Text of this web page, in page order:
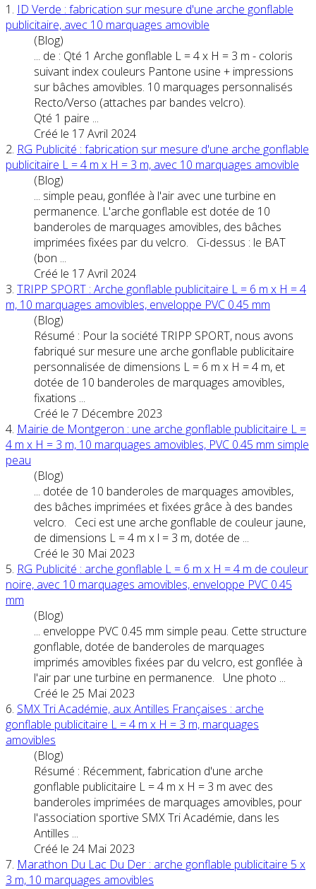
1. ID Verde : fabrication sur mesure d'une arche gonflable
publicitaire, avec 10 marquages amovible
(Blog)
... de : Qté 1 Arche gonflable L = 4 x H = 3 m - coloris
suivant index couleurs Pantone usine + impressions
sur bâches amovibles. 10 marquages personnalisés
Recto/Verso (attaches par bandes velcro).
Qté 1 paire ...
Créé le 17 Avril 2024
2. RG Publicité : fabrication sur mesure d'une arche gonflable
publicitaire L = 4 m x H = 3 m, avec 10 marquages amovible
(Blog)
... simple peau, gonflée à l'air avec une turbine en
permanence. L'arche gonflable est dotée de 10
banderoles de marquages amovibles, des bâches
imprimées fixées par du velcro. Ci-dessus : le BAT
(bon ...
Créé le 17 Avril 2024
3. TRIPP SPORT : Arche gonflable publicitaire L = 6 m x H = 4
m, 10 marquages amovibles, enveloppe PVC 0.45 mm
(Blog)
Résumé : Pour la société TRIPP SPORT, nous avons
fabriqué sur mesure une arche gonflable publicitaire
personnalisée de dimensions L = 6 m x H = 4 m, et
dotée de 10 banderoles de marquages amovibles,
fixations ...
Créé le 7 Décembre 2023
4. Mairie de Montgeron : une arche gonflable publicitaire L =
4 m x H = 3 m, 10 marquages amovibles, PVC 0.45 mm simple
peau
(Blog)
... dotée de 10 banderoles de marquages amovibles,
des bâches imprimées et fixées grâce à des bandes
velcro. Ceci est une arche gonflable de couleur jaune,
de dimensions L = 4 m x l = 3 m, dotée de ...
Créé le 30 Mai 2023
5. RG Publicité : arche gonflable L = 6 m x H = 4 m de couleur
noire, avec 10 marquages amovibles, enveloppe PVC 0.45
mm
(Blog)
... enveloppe PVC 0.45 mm simple peau. Cette structure
gonflable, dotée de banderoles de marquages
imprimés amovibles fixées par du velcro, est gonflée à
l'air par une turbine en permanence. Une photo ...
Créé le 25 Mai 2023
6. SMX Tri Académie, aux Antilles Françaises : arche
gonflable publicitaire L = 4 m x H = 3 m, marquages
amovibles
(Blog)
Résumé : Récemment, fabrication d'une arche
gonflable publicitaire L = 4 m x H = 3 m avec des
banderoles imprimées de marquages amovibles, pour
l'association sportive SMX Tri Académie, dans les
Antilles ...
Créé le 24 Mai 2023
7. Marathon Du Lac Du Der : arche gonflable publicitaire 5 x
3 m, 10 marquages amovibles